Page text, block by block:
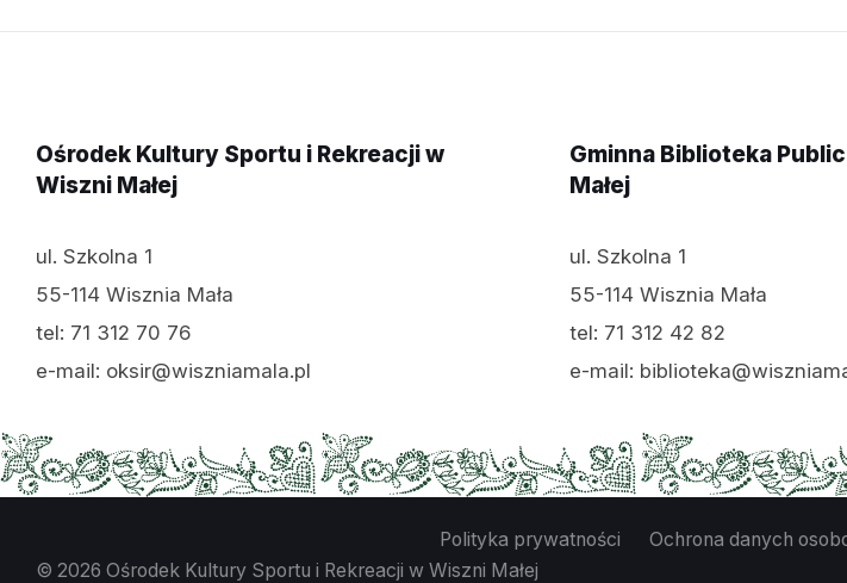
Ośrodek Kultury Sportu i Rekreacji w
Wiszni Małej
ul. Szkolna 1
55-114 Wisznia Mała
tel: 71 312 70 76
e-mail: oksir@wiszniamala.pl
Gminna Biblioteka
Małej
ul. Szkolna 1
55-114 Wisznia Mała
tel: 71 312 42 82
e-mail:
Polityka prywatności Ochrona danych
© 2026 Ośrodek Kultury Sportu i Rekreacji w Wiszni Małej